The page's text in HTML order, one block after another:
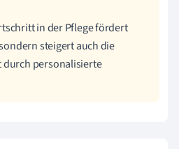
in der Pflege fördert
steigert auch die
personalisierte